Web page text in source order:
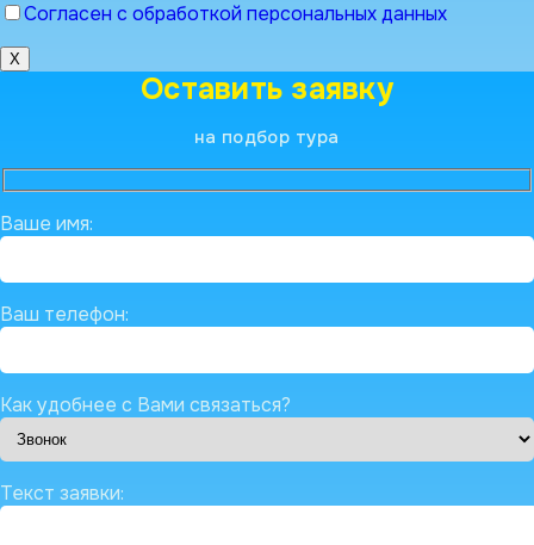
Согласен с обработкой персональных данных
X
Оставить заявку
на подбор тура
Ваше имя:
Ваш телефон:
Как удобнее с Вами связаться?
Текст заявки: